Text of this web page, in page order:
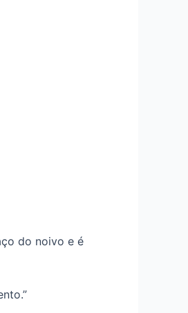
do noivo e é